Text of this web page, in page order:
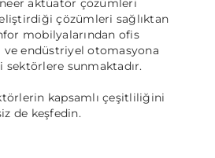
çözümleri sağlıktan
mobilyalarından ofis
ve endüstriyel otomasyona
sektörlere sunmaktadır.
kapsamlı çeşitliliğini
de keşfedin.